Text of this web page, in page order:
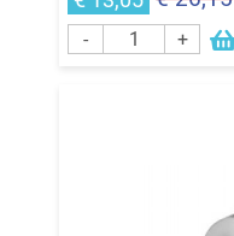
- +